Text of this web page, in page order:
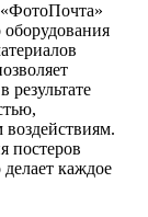
результате
постеров
каждое